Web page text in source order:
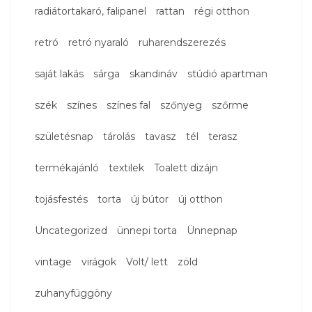
radiátortakaró, falipanel rattan régi otthon
retró retró nyaraló ruharendszerezés
saját lakás sárga skandináv stúdió apartman
szék színes színes fal szőnyeg szőrme
születésnap tárolás tavasz tél terasz
termékajánló textilek Toalett dizájn
tojásfestés torta új bútor új otthon
Uncategorized ünnepi torta Ünnepnap
vintage virágok Volt/ lett zöld
zuhanyfüggöny